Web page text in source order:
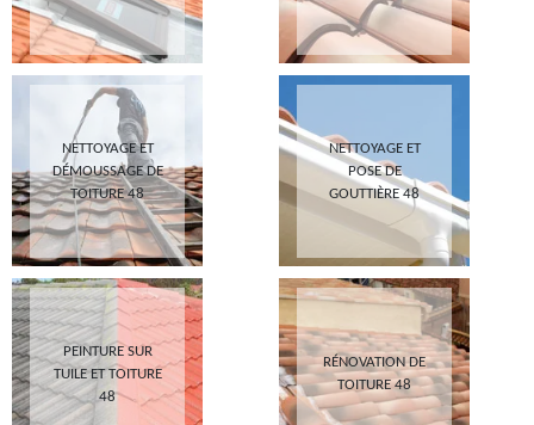
NETTOYAGE ET
DÉMOUSSAGE DE
TOITURE 48
NETTOYAGE ET
POSE DE
GOUTTIÈRE 48
PEINTURE SUR
TUILE ET TOITURE
48
RÉNOVATION DE
TOITURE 48